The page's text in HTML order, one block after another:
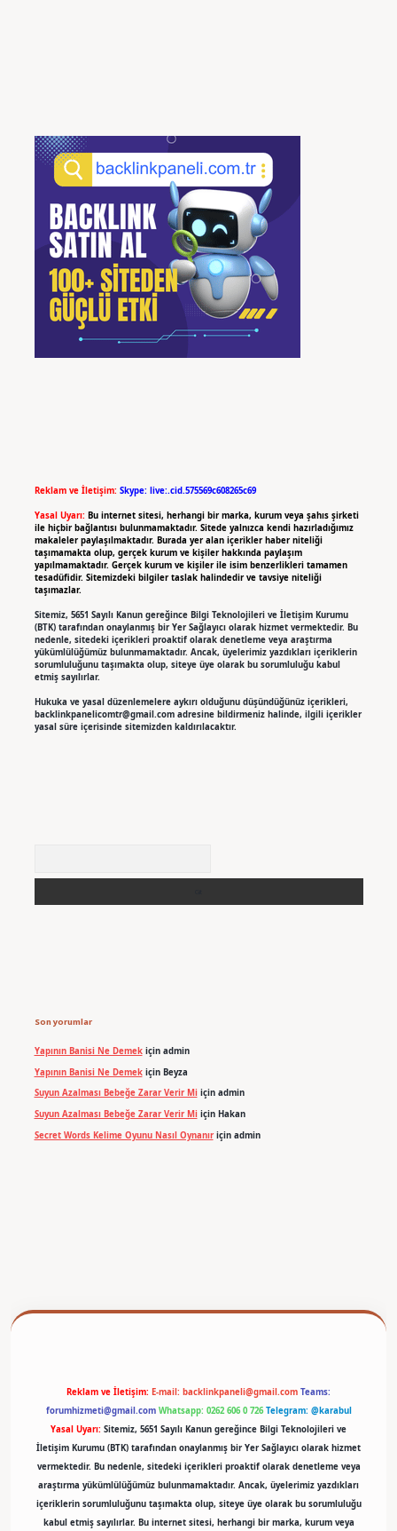
Reklam ve İletişim: Skype: live:.cid.575569c608265c69
Yasal Uyarı: Bu internet sitesi, herhangi bir marka, kurum veya şahıs şirketi
ile hiçbir bağlantısı bulunmamaktadır. Sitede yalnızca kendi hazırladığımız
makaleler paylaşılmaktadır. Burada yer alan içerikler haber niteliği
taşımamakta olup, gerçek kurum ve kişiler hakkında paylaşım
yapılmamaktadır. Gerçek kurum ve kişiler ile isim benzerlikleri tamamen
tesadüfidir. Sitemizdeki bilgiler taslak halindedir ve tavsiye niteliği
taşımazlar.
Sitemiz, 5651 Sayılı Kanun gereğince Bilgi Teknolojileri ve İletişim Kurumu
(BTK) tarafından onaylanmış bir Yer Sağlayıcı olarak hizmet vermektedir. Bu
nedenle, sitedeki içerikleri proaktif olarak denetleme veya araştırma
yükümlülüğümüz bulunmamaktadır. Ancak, üyelerimiz yazdıkları içeriklerin
sorumluluğunu taşımakta olup, siteye üye olarak bu sorumluluğu kabul
etmiş sayılırlar.
Hukuka ve yasal düzenlemelere aykırı olduğunu düşündüğünüz içerikleri,
backlinkpanelicomtr@gmail.comadresine bildirmeniz halinde, ilgili içerikler
yasal süre içerisinde sitemizden kaldırılacaktır.
Son yorumlar
Yapının Banisi Ne Demekiçin admin
Yapının Banisi Ne Demekiçin Beyza
Suyun Azalması Bebeğe Zarar Verir Miiçin admin
Suyun Azalması Bebeğe Zarar Verir Miiçin Hakan
Secret Words Kelime Oyunu Nasıl Oynanıriçin admin
Reklam ve İletişim: E-mail: backlinkpaneli@gmail.com Teams:
forumhizmeti@gmail.com Whatsapp: 0262 606 0 726 Telegram: @karabul
Yasal Uyarı: Sitemiz, 5651 Sayılı Kanun gereğince Bilgi Teknolojileri ve
İletişim Kurumu (BTK) tarafından onaylanmış bir Yer Sağlayıcı olarak hizmet
vermektedir. Bu nedenle, sitedeki içerikleri proaktif olarak denetleme veya
araştırma yükümlülüğümüz bulunmamaktadır. Ancak, üyelerimiz yazdıkları
içeriklerin sorumluluğunu taşımakta olup, siteye üye olarak bu sorumluluğu
kabul etmiş sayılırlar. Bu internet sitesi, herhangi bir marka, kurum veya